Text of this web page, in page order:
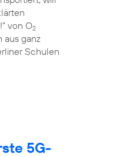
von O2
aus ganz
Schulen
5G-